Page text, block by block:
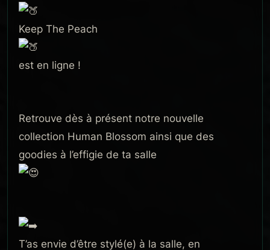
Keep The Peach
est en ligne !
Retrouve dès à présent notre nouvelle
collection Human Blossom ainsi que des
goodies à l’effigie de ta salle
T’as envie d’être stylé(e) à la salle, en